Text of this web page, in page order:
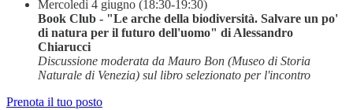
Mercoledì 4 giugno (18:30-19:30)
Book Club - "Le arche della biodiversità. Salvare un po'
di natura per il futuro dell'uomo" di Alessandro
Chiarucci
Discussione moderata da Mauro Bon (Museo di Storia
Naturale di Venezia) sul libro selezionato per l'incontro
Prenota il tuo posto